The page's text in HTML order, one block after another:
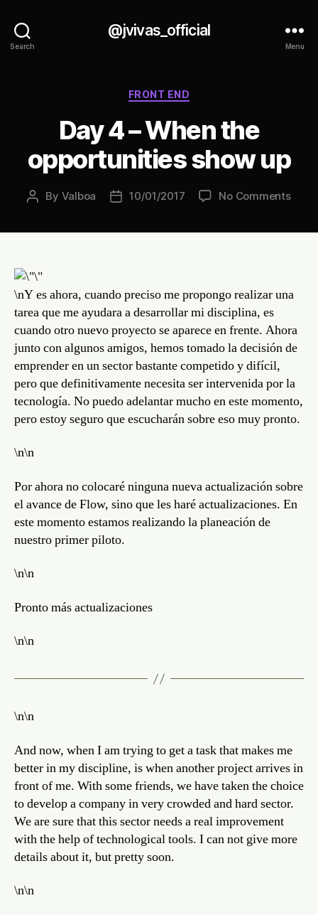
Search
@jvivas_official
Menu
Categories
FRONT END
Day 4 – When the
opportunities show up
Post
By Valboa
Post10/01/2017 No Commentson
\nY es ahora, cuando preciso me propongo realizar una
tarea que me ayudara a desarrollar mi disciplina, es
cuando otro nuevo proyecto se aparece en frente. Ahora
junto con algunos amigos, hemos tomado la decisión de
emprender en un sector bastante competido y difícil,
pero que definitivamente necesita ser intervenida por la
tecnología. No puedo adelantar mucho en este momento,
pero estoy seguro que escucharán sobre eso muy pronto.
\n\n
Por ahora no colocaré ninguna nueva actualización sobre
el avance de Flow, sino que les haré actualizaciones. En
este momento estamos realizando la planeación de
nuestro primer piloto.
\n\n
Pronto más actualizaciones
\n\n
\n\n
And now, when I am trying to get a task that makes me
better in my discipline, is when another project arrives in
front of me. With some friends, we have taken the choice
to develop a company in very crowded and hard sector.
We are sure that this sector needs a real improvement
with the help of technological tools. I can not give more
details about it, but pretty soon.
\n\n